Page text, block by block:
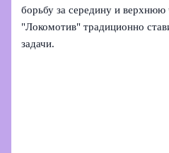
борьбу за середину и верхнюю
"Локомотив" традиционно
задачи.